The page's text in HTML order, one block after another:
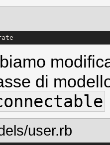
di
user.rb